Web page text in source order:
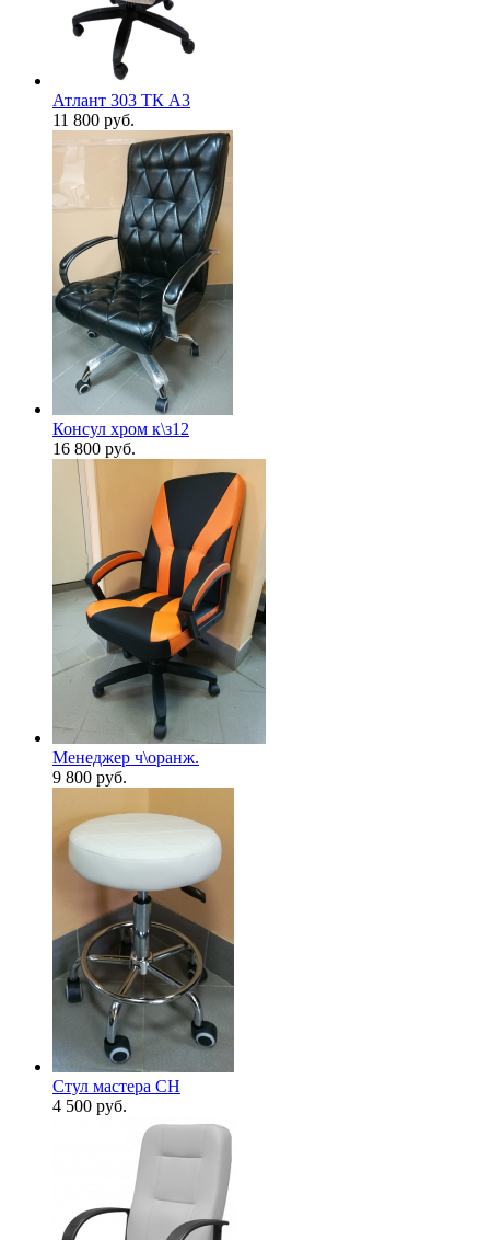
Атлант 303 ТК А3
11 800 руб.
Консул хром к\з12
16 800 руб.
Менеджер ч\оранж.
9 800 руб.
Стул мастера CH
4 500 руб.